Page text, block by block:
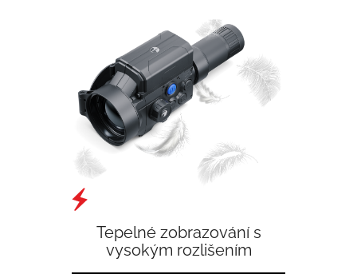
Tepelné zobrazování s
vysokým rozlišením